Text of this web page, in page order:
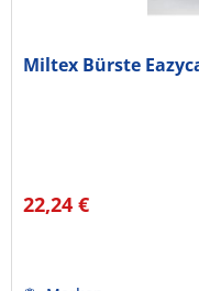
Miltex Bürste
22,24 €